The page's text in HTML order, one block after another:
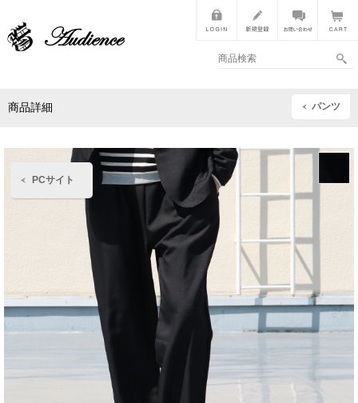
PCサイト
商品詳細 パンツ